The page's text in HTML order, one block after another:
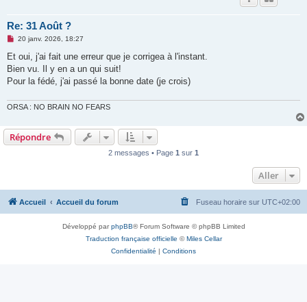
Re: 31 Août ?
M
s
a
g
o
n
u
20 janv. 2026, 18:27
Et oui, j'ai fait une erreur que je corrigea à l'instant.
Bien vu. Il y en a un qui suit!
Pour la fédé, j'ai passé la bonne date (je crois)
ORSA : NO BRAIN NO FEARS
Répondre
2 messages • Page 1 sur 1
Aller
Accueil Accueil du forum Fuseau horaire sur UTC+02:00
Développé parphpBB® Forum Software © phpBB Limited
Traduction française officielle ©Miles Cellar
Confidentialité | Conditions